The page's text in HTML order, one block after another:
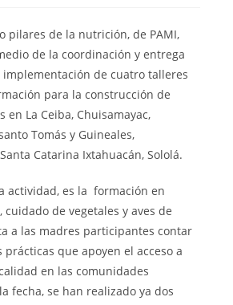
pilares de la nutrición, de PAMI,
de la coordinación y entrega
implementación de cuatro talleres
para la construcción de
en La Ceiba, Chuisamayac,
Tomás y Guineales,
Catarina Ixtahuacán, Sololá.
actividad, es la formación en
cuidado de vegetales y aves de
a las madres participantes contar
que apoyen el acceso a
en las comunidades
fecha, se han realizado ya dos